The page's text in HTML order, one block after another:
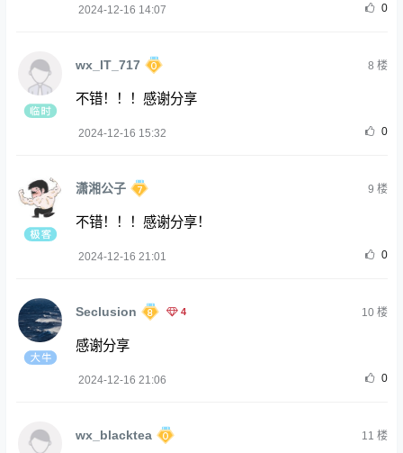
2024-12-16 14:07 0
wx_IT_717 8 楼
不错！！！感谢分享
2024-12-16 15:32 0
潇湘公子 9 楼
不错！！！感谢分享！
2024-12-16 21:01 0
Seclusion 4 10楼
感谢分享
2024-12-16 21:06 0
wx_blacktea 11 楼